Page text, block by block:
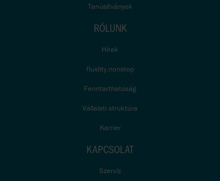
Tanúsítványok
RÓLUNK
Hírek
fluidity.nonstop
Fenntarthatóság
Vállalati struktúra
Karrier
KAPCSOLAT
Szervíz